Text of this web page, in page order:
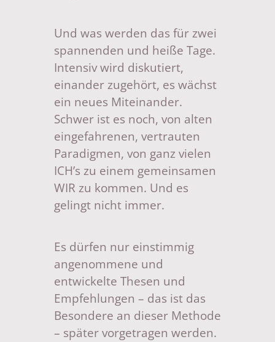
Und was werden das für zwei
spannenden und heiße Tage.
Intensiv wird diskutiert,
einander zugehört, es wächst
ein neues Miteinander.
Schwer ist es noch, von alten
eingefahrenen, vertrauten
Paradigmen, von ganz vielen
ICH’s zu einem gemeinsamen
WIR zu kommen. Und es
gelingt nicht immer.
Es dürfen nur einstimmig
angenommene und
entwickelte Thesen und
Empfehlungen – das ist das
Besondere an dieser Methode
– später vorgetragen werden.